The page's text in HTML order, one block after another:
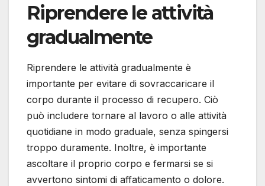
Riprendere le attività
gradualmente
Riprendere le attività gradualmente è
importante per evitare di sovraccaricare il
corpo durante il processo di recupero. Ciò
può includere tornare al lavoro o alle attività
quotidiane in modo graduale, senza spingersi
troppo duramente. Inoltre, è importante
ascoltare il proprio corpo e fermarsi se si
avvertono sintomi di affaticamento o dolore.